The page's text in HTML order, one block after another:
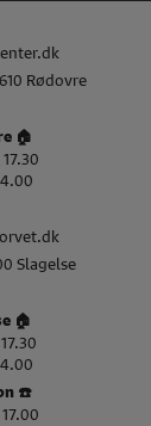
Rødovre
🏠
Slagelse
🏠
☎️